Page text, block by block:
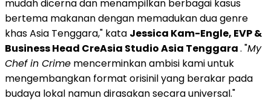
mudah dicerna dan menampilkan berbagai kasus
bertema makanan dengan memadukan dua genre
khasAsia Tenggara," kata Jessica Kam-Engle, EVP &
Business Head CreAsia Studio Asia Tenggara. "My
Chef in Crime mencerminkan ambisi kami untuk
mengembangkan format orisinil yang berakar pada
budaya lokal namun dirasakan secara universal."